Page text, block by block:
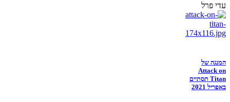
עדי פרל
המנגה של
Attack on
Titan תסתיים
באפריל 2021